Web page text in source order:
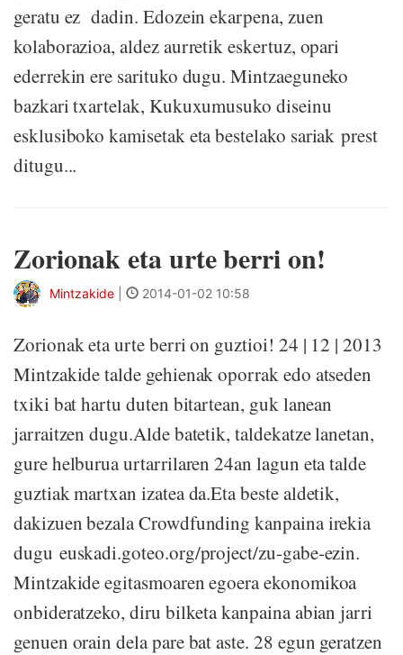
geratu ez dadin. Edozein ekarpena, zuen
kolaborazioa, aldez aurretik eskertuz, opari
ederrekin ere sarituko dugu. Mintzaeguneko
bazkari txartelak, Kukuxumusuko diseinu
esklusiboko kamisetak eta bestelako sariak prest
ditugu...
Zorionak eta urte berri on!
Mintzakide 2014-01-02 10:58
Zorionak eta urte berri on guztioi! 24 | 12 | 2013
Mintzakide talde gehienak oporrak edo atseden
txiki bat hartu duten bitartean, guk lanean
jarraitzen dugu.Alde batetik, taldekatze lanetan,
gure helburua urtarrilaren 24an lagun eta talde
guztiak martxan izatea da.Eta beste aldetik,
dakizuen bezala Crowdfunding kanpaina irekia
dugu euskadi.goteo.org/project/zu-gabe-ezin.
Mintzakide egitasmoaren egoera ekonomikoa
onbideratzeko, diru bilketa kanpaina abian jarri
genuen orain dela pare bat aste. 28 egun geratzen